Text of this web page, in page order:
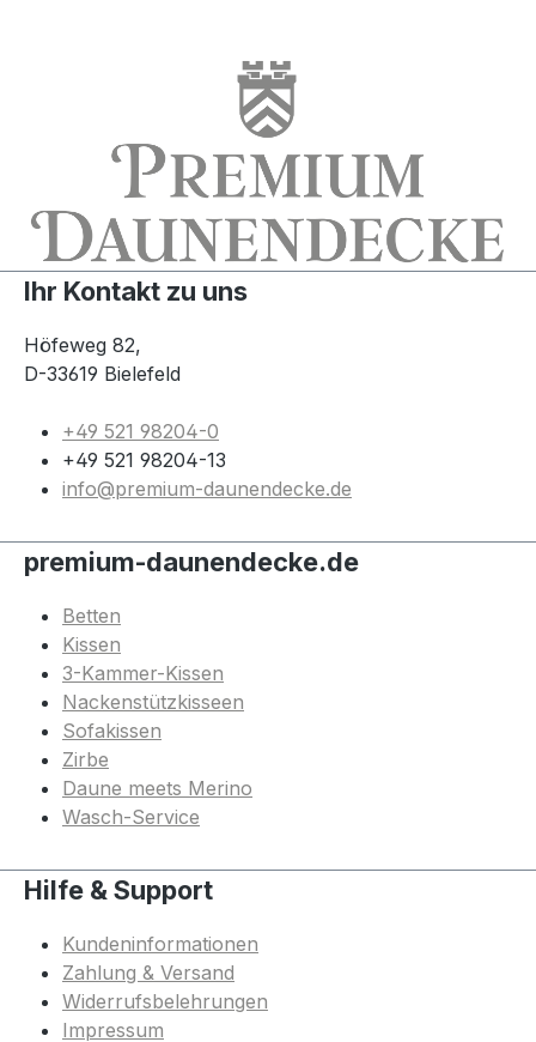
Ihr Kontakt zu uns
Höfeweg 82,
D-33619 Bielefeld
+49 521 98204-0
+49 521 98204-13
info@premium-daunendecke.de
premium-daunendecke.de
Betten
Kissen
3-Kammer-Kissen
Nackenstützkisseen
Sofakissen
Zirbe
Daune meets Merino
Wasch-Service
Hilfe & Support
Kundeninformationen
Zahlung & Versand
Widerrufsbelehrungen
Impressum